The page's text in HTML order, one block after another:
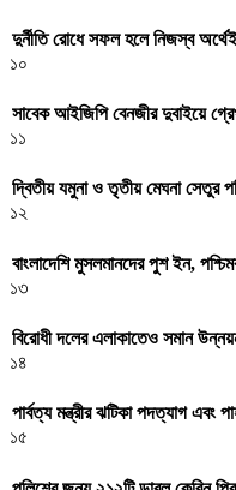
দুর্নীতি রোধে সফল হলে নিজস্ব
১০
সাবেক আইজিপি বেনজীর দুবাইয়ে
১১
দ্বিতীয় যমুনা ও তৃতীয় মেঘনা সেতুর
১২
বাংলাদেশি মুসলমানদের পুশ ইন,
১৩
বিরোধী দলের এলাকাতেও সমান
১৪
পার্বত্য মন্ত্রীর ঝটিকা পদত্যাগ এবং
১৫